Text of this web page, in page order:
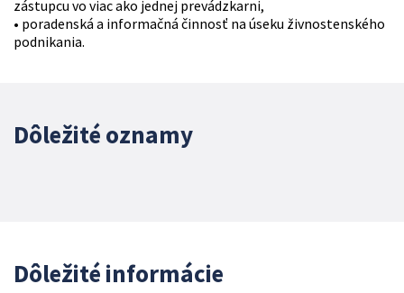
zástupcu vo viac ako jednej prevádzkarni,
• poradenská a informačná činnosť na úseku živnostenského
podnikania.
Dôležité oznamy
Dôležité informácie